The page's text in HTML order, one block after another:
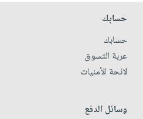
حسابك
حسابك
عربة التسوق
لائحة الأمنيات
وسائل الدفع